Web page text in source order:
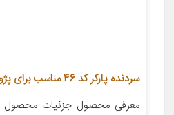
سردنده پارکر کد 46 مناسب برای پژو پارس